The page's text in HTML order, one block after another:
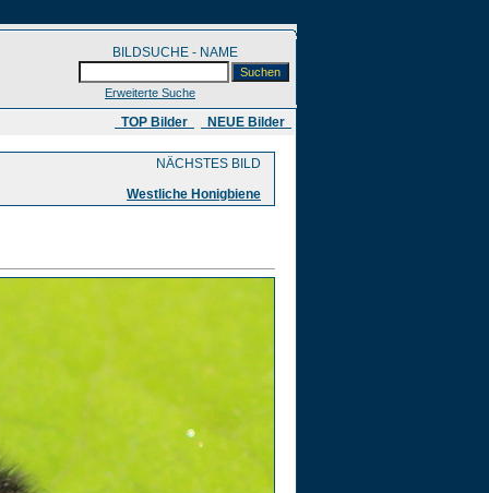
BILDSUCHE - NAME
Erweiterte Suche
​ TOP Bilder NEUE Bilder
NÄCHSTES BILD
Westliche Honigbiene